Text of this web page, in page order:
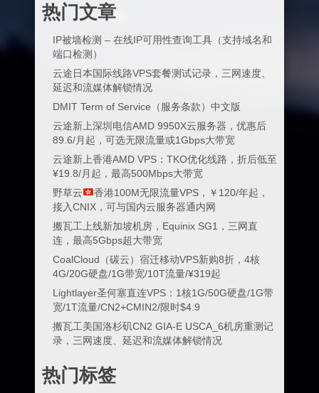
热门文章
IP被墙检测 – 在线IP可用性查询工具（支持域名和
端口检测）
云途日本国际线路VPS套餐测试记录，三网速度、
延迟和流媒体解锁情况
DMIT Term of Service（服务条款）中文版
云途新上深圳电信AMD 9950X云服务器，优惠后
89.6/月起，可选无限流量或1Gbps大带宽
云途新上香港AMD VPS：TKO优化线路，折后低至
¥19.8/月起，最高500Mbps大带宽
野草云
香港100M无限流量VPS，￥120/年起，
接入CNIX，可与国内云服务器通内网
搬瓦工上线新加坡机房，Equinix SG1，三网直
连，最高5Gbps超大带宽
CoalCloud（碳云）宿迁移动VPS新购8折，4核
4G/20G硬盘/1G带宽/10T流量/¥319起
Lightlayer圣何塞直连VPS：1核1G/50G硬盘/1G带
宽/1T流量/CN2+CMIN2/限时$4.9
搬瓦工美国洛杉矶CN2 GIA-E USCA_6机房重测记
录，三网速度、延迟和流媒体解锁情况
热门标签